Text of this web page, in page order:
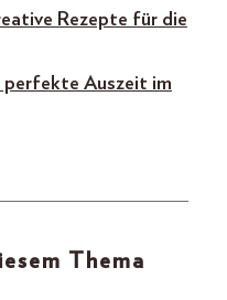
Rezepte für die
perfekte Auszeit im
Thema